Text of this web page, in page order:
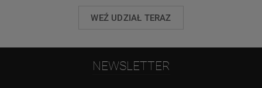
WEŹ UDZIAŁ TERAZ
NEWSLETTER